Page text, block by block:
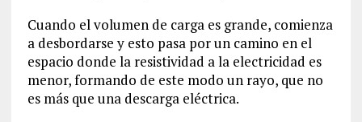
Cuando el volumen de carga es grande, comienza
a desbordarse y esto pasa por un camino en el
espacio donde la resistividad a la electricidad es
menor, formando de este modo un rayo, que no
es más que una descarga eléctrica.